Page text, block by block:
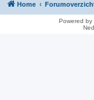
Home
Powered by